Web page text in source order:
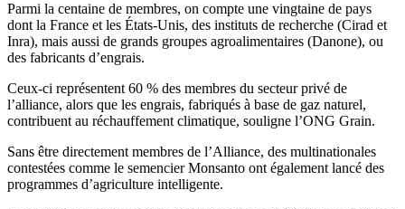
Parmi la centaine de membres, on compte une vingtaine de pays
dont la France et les États-Unis, des instituts de recherche (Cirad et
Inra), mais aussi de grands groupes agroalimentaires (Danone), ou
des fabricants d’engrais.
Ceux-ci représentent 60 % des membres du secteur privé de
l’alliance, alors que les engrais, fabriqués à base de gaz naturel,
contribuent au réchauffement climatique, souligne l’ONG Grain.
Sans être directement membres de l’Alliance, des multinationales
contestées comme le semencier Monsanto ont également lancé des
programmes d’agriculture intelligente.